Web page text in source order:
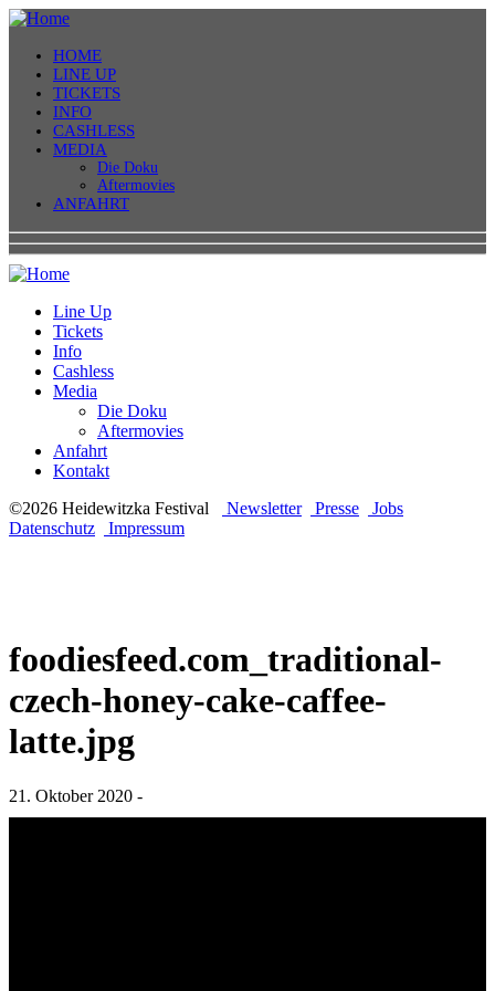
HOME
LINE UP
TICKETS
INFO
CASHLESS
MEDIA
Die Doku
Aftermovies
ANFAHRT
Line Up
Tickets
Info
Cashless
Media
Die Doku
Aftermovies
Anfahrt
Kontakt
©2026 Heidewitzka Festival
Newsletter Presse
Jobs
Datenschutz
Impressum
foodiesfeed.com_traditional-
czech-honey-cake-caffee-
latte.jpg
21. Oktober 2020 -